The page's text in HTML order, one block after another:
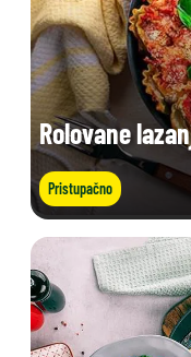
Rolovane
Pristupačno